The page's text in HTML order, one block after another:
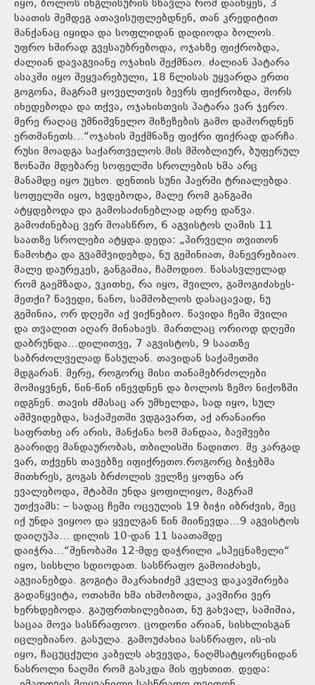
იყო, ბოლოს ინგლისურის სწავლა რომ დაიწყეს, 3
საათის შემდეგ ათავისუფლებდნენ, თან კრედიტით
მანქანაც იყიდა და სოფლიდან დადიოდა ბოლოს.
უფრო ხშირად გვესაუბრებოდა, ოჯახზე ფიქრობდა,
ძალიან დავაგვიანე ოჯახის შექმნაო. ძალიან პატარა
ასაკში იყო შეყვარებული, 18 წლისას უყვარდა ერთი
გოგონა, მაგრამ ყოველთვის ბევრს ფიქრობდა, შორს
იხედებოდა და თქვა, ოჯახისთვის პატარა ვარ ჯერო.
მერე რაღაც უმნიშვნელო მიზეზების გამო დაშორდნენ
ერთმანეთს…“ოჯახის შექმნაზე ფიქრი ფიქრად დარჩა.
რუსი მოადგა საქართველოს.მის მშობლიურ, ბუფერულ
ზონაში მდებარე სოფელში სროლების ხმა არც
მანამდე იყო უცხო. დენთის სუნი ჰაერში ტრიალებდა.
სოფელში იყო, ხვდებოდა, მალე რომ განგაში
ატყდებოდა და გამოსაძინებლად ადრე დაწვა.
გამოძინებაც ვერ მოასწრო, 6 აგვისტოს ღამის 11
საათზე სროლები ატყდა.დედა: „პირველი თვითონ
წამოხტა და გვამშვიდებდა, ნუ გეშინიათ, მანევრებიაო.
მალე დაურეკეს, განგაშია, ჩამოდიო. წასასვლელად
რომ გაემზადა, ვკითხე, რა იყო, შვილო, გამოგიძახეს-
მეთქი? წავედი, ნანო, სამშობლოს დასაცავად, ნუ
გეშინია, ორ დღეში აქ ვიქნებიო. წავიდა ჩემი შვილი
და თვალით აღარ მინახავს. მართლაც ორიოდ დღეში
დაბრუნდა…დილითვე, 7 აგვისტოს, 9 საათზე
საბრძოლველად წასულან. თავიდან საქაშეთში
მდგარან. მერე, როგორც მისი თანამებრძოლები
მომიყვნენ, წინ-წინ იწევდნენ და ბოლოს ზემო ნიქოზში
იდგნენ. თავის ძმასაც არ უმხელდა, სად იყო, სულ
ამშვიდებდა, საქაშეთში ვდგავართ, აქ არანაირი
საფრთხე არ არის, მანქანა ხომ მანდაა, ბავშვები
გაარიდე მანდაურობას, თბილისში წადითო. მე კარგად
ვარ, თქვენს თავებზე იფიქრეთო.როგორც ბიჭებმა
მითხრეს, გოგას ბრძოლის ველზე ყოფნა არ
ევალებოდა, შტაბში უნდა ყოფილიყო, მაგრამ
უთქვამს: – სადაც ჩემი ოცეულის 19 ბიჭი იბრძვის, მეც
იქ უნდა ვიყოო და ყველგან წინ მიიწევდა…9 აგვისტოს
დაიღუპა… დილის 10-დან 11 საათამდე
დაიჭრა…“შენობაში 12-მდე დაჭრილი „სპეცნაზელი“
იყო, სისხლი სდიოდათ. სასწრაფო გამოიძახეს,
აგვიანებდა. გოგიტა მაკრახიძემ კვლავ დაკავშირება
გადაწყვიტა, ოთახში ხმა იხშობოდა, კავშირი ვერ
ხერხდებოდა. გაუფრთხილებიათ, ნუ გახვალ, საშიშია,
საცაა მოვა სასწრაფოო. ცოდონი არიან, სისხლისგან
იცლებიანო. გასულა. გამოუძახია სასწრაფო, ის-ის
იყო, ჩაცუცქული კაბელს ახვევდა, ნაღმსატყორცნიდან
ნასროლი ნაღმი რომ გასკდა მის ფეხთით. დედა: